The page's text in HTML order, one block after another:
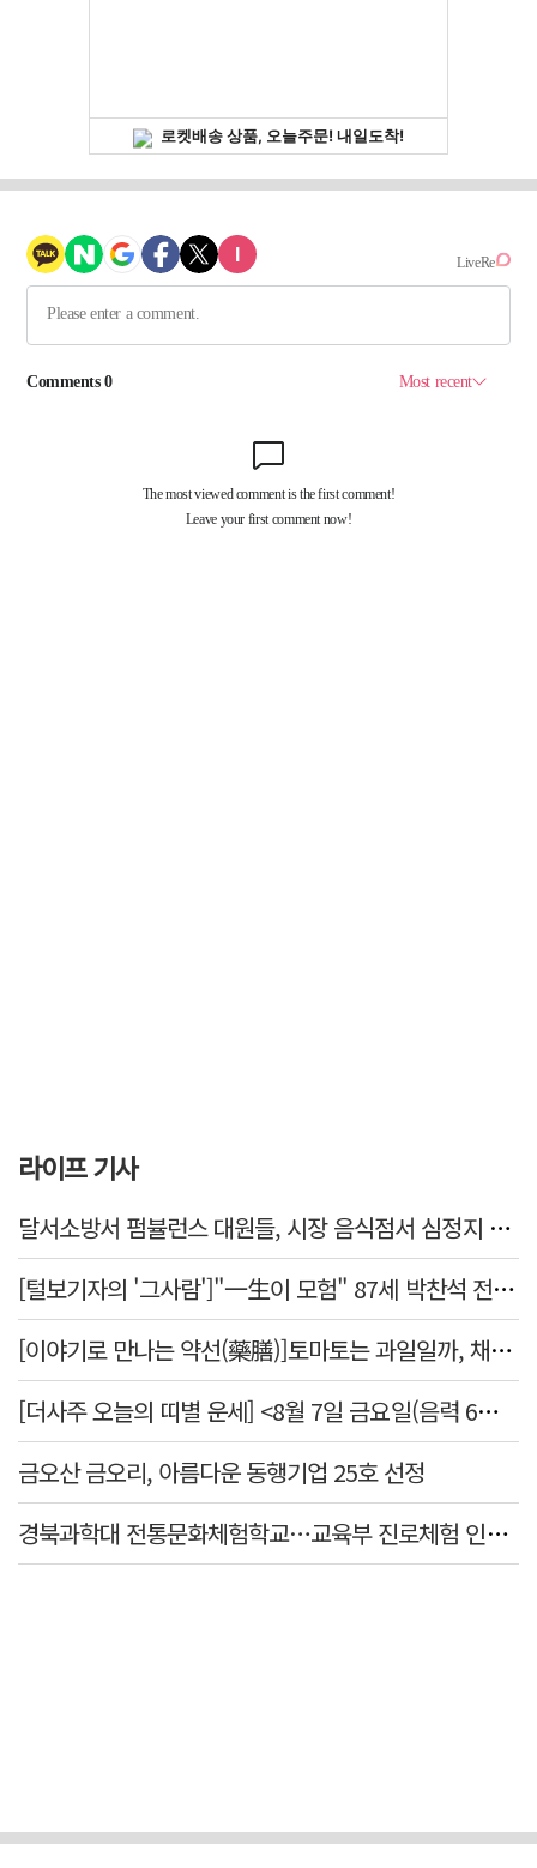
라이프 기사
달서소방서 펌뷸런스 대원들, 시장 음식점서 심정지 환자 생명 살려
[털보기자의 '그사람']"一生이 모험" 87세 박찬석 전 경북대 총장
[이야기로 만나는 약선(藥膳)]토마토는 과일일까, 채소일까
[더사주 오늘의 띠별 운세] <8월 7일 금요일(음력 6월25일)>
금오산 금오리, 아름다운 동행기업 25호 선정
경북과학대 전통문화체험학교…교육부 진로체험 인증기관 선정